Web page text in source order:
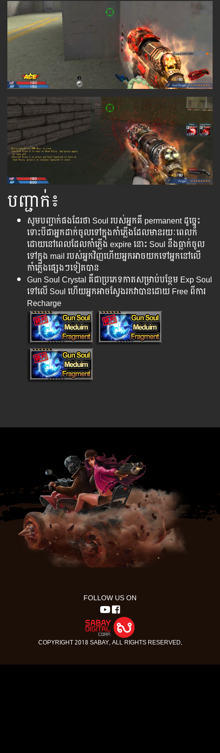
បញ្ជាក់៖
សូមបញ្ជាក់ផងដែរថា Soul របស់​អ្នក​គឺ permanent ដូច្នេះ​
ទោះ​បី​ជា​អ្នក​ដាក់​ចូល​ទៅ​ក្នុងកាំភ្លើង​ដែល​មាន​រយៈ​ពេល​ក៏​
ដោយ​នៅ​ពេល​ដែលកាំភ្លើង expire នោះ Soul នឹង​ធ្លាក់​ចូល​
ទៅ​ក្នុង mail របស់​អ្នក​វិញ​ហើយ​អ្នក​អាច​យក​ទៅ​អ្នក​នៅ​លើ​
កាំភ្លើង​ផ្សេង​ៗ​ទៀត​បាន
Gun Soul Crystal គឺ​ជា​ប្រភេទ​កាតសម្រាប់​បន្ថែម​ Exp Soul
ទៅ​លើ Soul ហើយ​អ្នក​អាច​ស្វែង​រក​វា​បាន​ដោយ​ Free ពី​ការ
Recharge
FOLLOW US ON
COPYRIGHT 2018 SABAY. ALL RIGHTS RESERVED.